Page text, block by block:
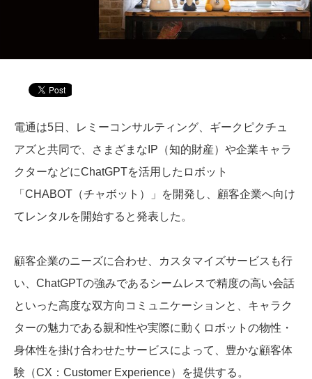
電通は5日、レミーコンサルティング、ギークピクチュ
アズと共同で、さまざまなIP（知的財産）や企業キャラ
クターなどにChatGPTを活用したロボット
「CHABOT（チャボット）」を開発し、顧客企業へ向け
てレンタルを開始すると発表した。
顧客企業のニーズに合わせ、カスタマイズサービスも行
い、ChatGPTの強みであるシームレスで精度の高い会話
といった高度な双方向コミュニケーションと、キャラク
ターの魅力である親和性や実際に動くロボットの物性・
身体性を掛け合わせたサービスによって、豊かな顧客体
験（CX：Customer Experience）を提供する。